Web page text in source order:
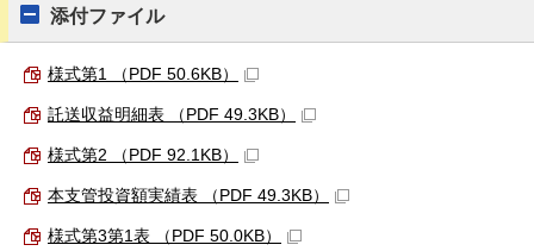
添付ファイル
様式第1 （PDF 50.6KB）
託送収益明細表 （PDF 49.3KB）
様式第2 （PDF 92.1KB）
本支管投資額実績表 （PDF 49.3KB）
様式第3第1表 （PDF 50.0KB）